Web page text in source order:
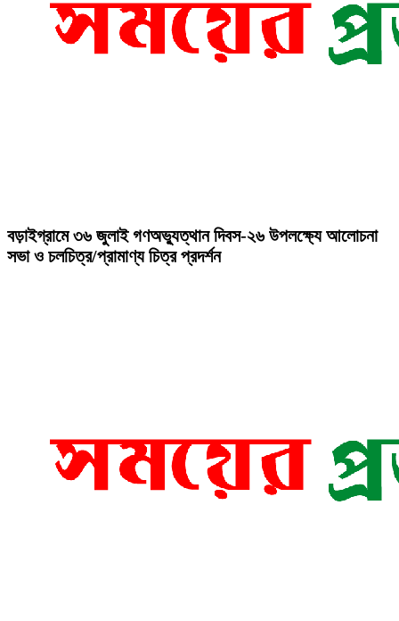
বড়াইগ্রামে ৩৬ জুলাই গণঅভ্যুত্থান দিবস-২৬ উপলক্ষ্যে আলোচনা
সভা ও চলচিত্র/প্রামাণ্য চিত্র প্রদর্শন